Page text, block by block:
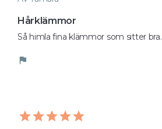
Hårklämmor
Så himla fina klämmor som sitter bra.
flag